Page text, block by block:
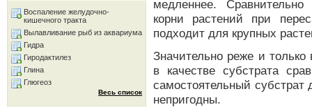
медленнее.
корни растений при
подходит для крупных
Значительно реже и
в качестве субстрата
самостоятельный
непригодны.
Воспаление желудочно-
кишечного тракта
Вылавливание рыб из аквариума
Гидра
Гиродактилез
Глина
Глюгеоз
Весь список